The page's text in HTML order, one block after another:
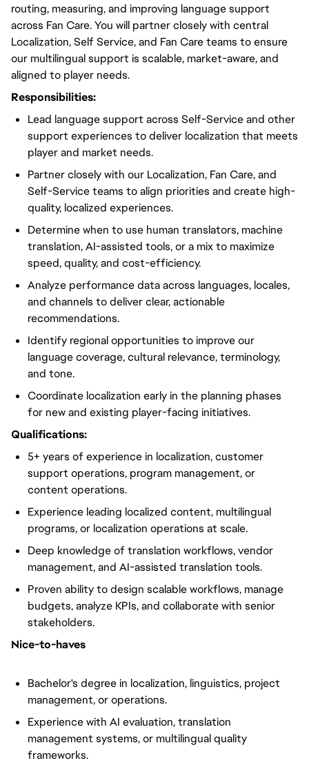
routing, measuring, and improving language support
across Fan Care. You will partner closely with central
Localization, Self Service, and Fan Care teams to ensure
our multilingual support is scalable, market-aware, and
aligned to player needs.
Responsibilities:
Lead language support across Self-Service and other
support experiences to deliver localization that meets
player and market needs.
Partner closely with our Localization, Fan Care, and
Self-Service teams to align priorities and create high-
quality, localized experiences.
Determine when to use human translators, machine
translation, AI-assisted tools, or a mix to maximize
speed, quality, and cost-efficiency.
Analyze performance data across languages, locales,
and channels to deliver clear, actionable
recommendations.
Identify regional opportunities to improve our
language coverage, cultural relevance, terminology,
and tone.
Coordinate localization early in the planning phases
for new and existing player-facing initiatives.
Qualifications:
5+ years of experience in localization, customer
support operations, program management, or
content operations.
Experience leading localized content, multilingual
programs, or localization operations at scale.
Deep knowledge of translation workflows, vendor
management, and AI-assisted translation tools.
Proven ability to design scalable workflows, manage
budgets, analyze KPIs, and collaborate with senior
stakeholders.
Nice-to-haves
Bachelor's degree in localization, linguistics, project
management, or operations.
Experience with AI evaluation, translation
management systems, or multilingual quality
frameworks.